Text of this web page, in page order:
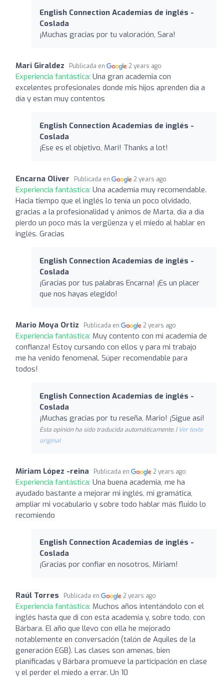
English Connection Academias de inglés -
Coslada
¡Muchas gracias por tu valoración, Sara!
Mari Giraldez Publicada en 2 years ago
Experiencia fantástica: Una gran academia con
excelentes profesionales donde mis hijos aprenden día a
día y estan muy contentos
English Connection Academias de inglés -
Coslada
¡Ese es el objetivo, Mari! Thanks a lot!
Encarna Oliver Publicada en 2 years ago
Experiencia fantástica: Una academia muy recomendable.
Hacia tiempo que el inglés lo tenía un poco olvidado,
gracias a la profesionalidad y ánimos de Marta, día a día
pierdo un poco más la vergüenza y el miedo al hablar en
inglés. Gracias
English Connection Academias de inglés -
Coslada
¡Gracias por tus palabras Encarna! ¡Es un placer
que nos hayas elegido!
Mario Moya Ortiz Publicada en 2 years ago
Experiencia fantástica: Muy contento con mi academia de
confianza! Estoy cursando con ellos y para mi trabajo
me ha venido fenomenal. Súper recomendable para
todos!
English Connection Academias de inglés -
Coslada
¡Muchas gracias por tu reseña, Mario! ¡Sigue así!
Esta opinión ha sido traducida automáticamente. | Ver texto
original
Miriam López -reina Publicada en 2 years ago
Experiencia fantástica: Una buena academia, me ha
ayudado bastante a mejorar mi inglés, mi gramática,
ampliar mi vocabulario y sobre todo hablar más fluido lo
recomiendo
English Connection Academias de inglés -
Coslada
¡Gracias por confiar en nosotros, Miriam!
Raúl Torres Publicada en 2 years ago
Experiencia fantástica: Muchos años intentándolo con el
inglés hasta que di con esta academia y, sobre todo, con
Bárbara. El año que llevo con ella he mejorado
notablemente en conversación (talón de Aquiles de la
generación EGB). Las clases son amenas, bien
planificadas y Bárbara promueve la participación en clase
y el perder el miedo a errar. Un 10